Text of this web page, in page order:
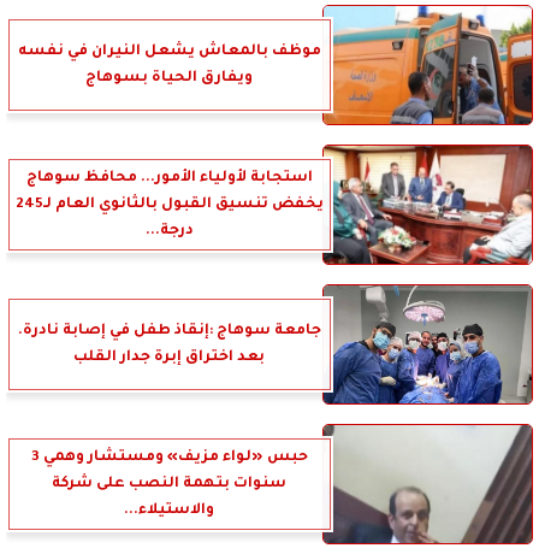
موظف بالمعاش يشعل النيران في نفسه
ويفارق الحياة بسوهاج
استجابة لأولياء الأمور... محافظ سوهاج
يخفض تنسيق القبول بالثانوي العام لـ245
درجة...
جامعة سوهاج :إنقاذ طفل في إصابة نادرة.
بعد اختراق إبرة جدار القلب
حبس «لواء مزيف» ومستشار وهمي 3
سنوات بتهمة النصب على شركة
والاستيلاء...